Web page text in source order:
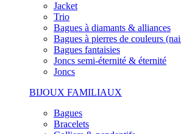
Jacket
Trio
Bagues à diamants & alliances
Bagues à pierres de couleurs
Bagues fantaisies
Joncs semi-éternité & éternité
Joncs
BIJOUX FAMILIAUX
Bagues
Bracelets